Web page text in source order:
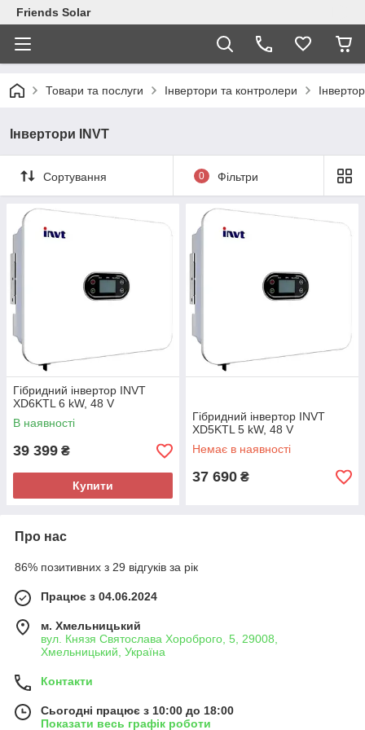
Friends Solar
Товари та послуги Інвертори та контролери
Інвертори INVT
Сортування 0 Фільтри
Гібридний інвертор INVT
XD6KTL 6 kW, 48 V
В наявності
39 399 ₴
Купити
Гібридний інвертор INVT
XD5KTL 5 kW, 48 V
Немає в наявності
37 690 ₴
Про нас
86% позитивних з 29 відгуків за рік
Працює з 04.06.2024
м. Хмельницький
вул. Князя Святослава Хороброго, 5, 29008,
Хмельницький, Україна
Контакти
Сьогодні працює з 10:00 до 18:00
Показати весь графік роботи